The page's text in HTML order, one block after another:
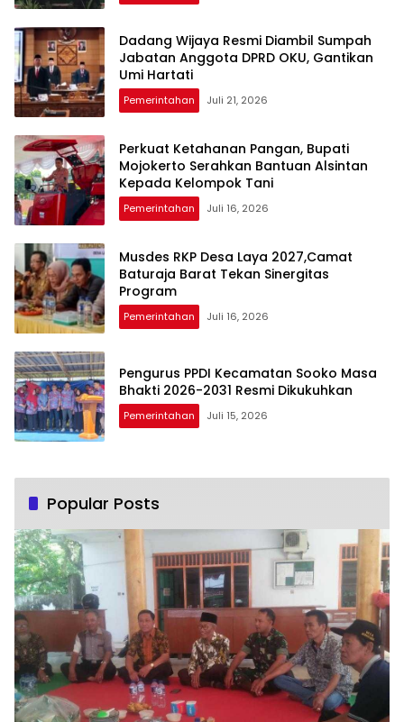
Dadang Wijaya Resmi Diambil Sumpah
Jabatan Anggota DPRD OKU, Gantikan
Umi Hartati
Pemerintahan Juli 21, 2026
Perkuat Ketahanan Pangan, Bupati
Mojokerto Serahkan Bantuan Alsintan
Kepada Kelompok Tani
Pemerintahan Juli 16, 2026
Musdes RKP Desa Laya 2027,Camat
Baturaja Barat Tekan Sinergitas
Program
Pemerintahan Juli 16, 2026
Pengurus PPDI Kecamatan Sooko Masa
Bhakti 2026-2031 Resmi Dikukuhkan
Pemerintahan Juli 15, 2026
Popular Posts